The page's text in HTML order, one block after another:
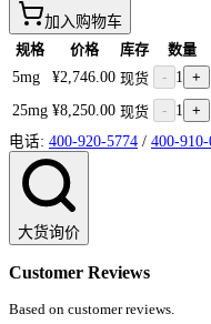
加入购物车
规格 价格 库存 数量
5mg
¥2,746.00 现货 - 1 +
25mg ¥8,250.00 现货 - 1 +
电话: 400-920-5774 / 400-910-
大货询价
Customer Reviews
Based on customer reviews.